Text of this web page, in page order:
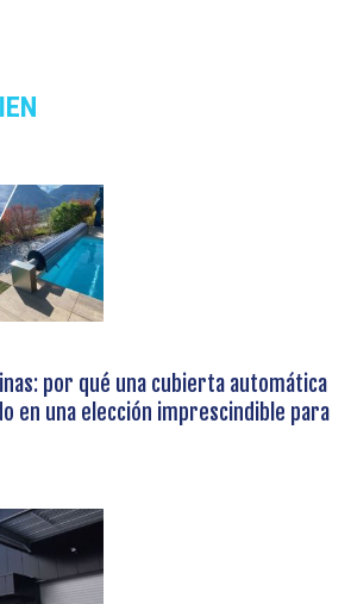
por qué una cubierta automática
en una elección imprescindible para